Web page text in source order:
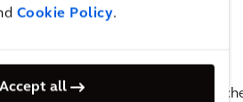
Cookie Policy.
Accept all
ÄHNLICHE PROJEKTE